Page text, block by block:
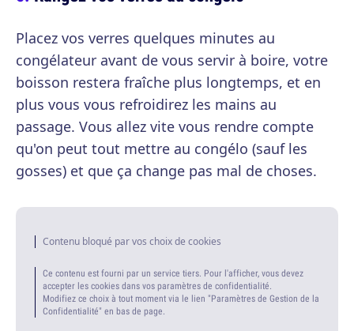
Placez vos verres quelques minutes au
congélateur avant de vous servir à boire, votre
boisson restera fraîche plus longtemps, et en
plus vous vous refroidirez les mains au
passage. Vous allez vite vous rendre compte
qu'on peut tout mettre au congélo (sauf les
gosses) et que ça change pas mal de choses.
Contenu bloqué par vos choix de cookies
Ce contenu est fourni par un service tiers. Pour l'afficher, vous devez
accepter les cookies dans vos paramètres de confidentialité.
Modifiez ce choix à tout moment via le lien "Paramètres de Gestion de la
Confidentialité" en bas de page.